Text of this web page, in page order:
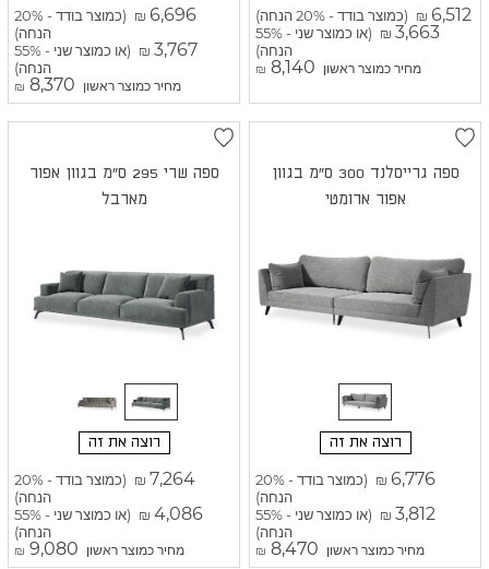
₪ 6,512 (כמוצר בודד - 20% הנחה)
₪ 3,663
(או כמוצר שני - 55%
הנחה)
מחיר כמוצר ראשון ₪ 8,140
₪ 6,696
(כמוצר בודד - 20%
הנחה)
₪ 3,767
(או כמוצר שני - 55%
הנחה)
מחיר כמוצר ראשון ₪ 8,370
ספה גרייסלנד 300 ס"מ בגוון
אפור ארומטי
רוצה את זה
₪ 6,776
(כמוצר בודד - 20%
הנחה)
₪ 3,812
(או כמוצר שני - 55%
הנחה)
מחיר כמוצר ראשון ₪ 8,470
ספה שרי 295 ס"מ בגוון אפור
מארבל
רוצה את זה
₪ 7,264
(כמוצר בודד - 20%
הנחה)
₪ 4,086
(או כמוצר שני - 55%
הנחה)
מחיר כמוצר ראשון ₪ 9,080